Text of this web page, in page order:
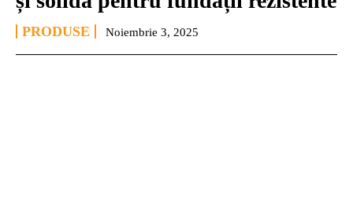
PRODUSE Noiembrie 3, 2025